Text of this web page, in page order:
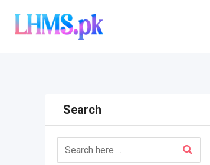
content
Search